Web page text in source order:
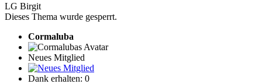
LG Birgit
Dieses Thema wurde gesperrt.
Cormaluba
Neues Mitglied
Dank erhalten: 0